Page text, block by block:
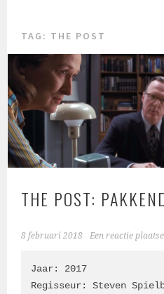
TAG: THE POST
THE POST:
8 februari 2018 Een reactie
Jaar: 2017
Regisseur: Steven